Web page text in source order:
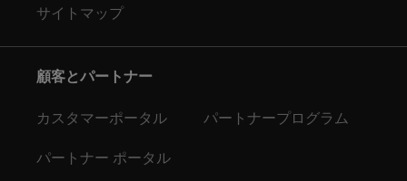
サイトマップ
顧客とパートナー
カスタマーポータル パートナープログラム
パートナー ポータル